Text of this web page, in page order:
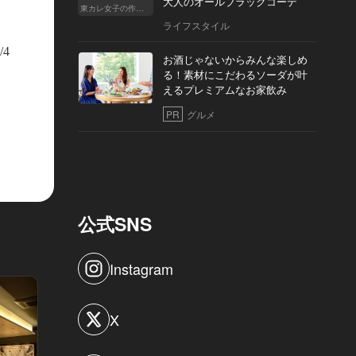
4
東カレ女子の作り方
ライフスタイル
お酒じゃないからみんな楽しめ
る！素材にこだわるソーダが叶
えるプレミアムなお家飲み
PR グルメ
公式SNS
Instagram
X